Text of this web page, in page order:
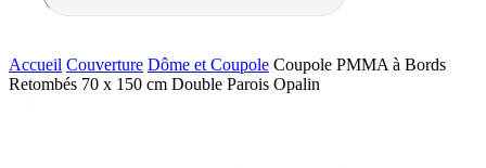
Accueil Couverture Dôme et Coupole Coupole PMMA à Bords
Retombés 70 x 150 cm Double Parois Opalin